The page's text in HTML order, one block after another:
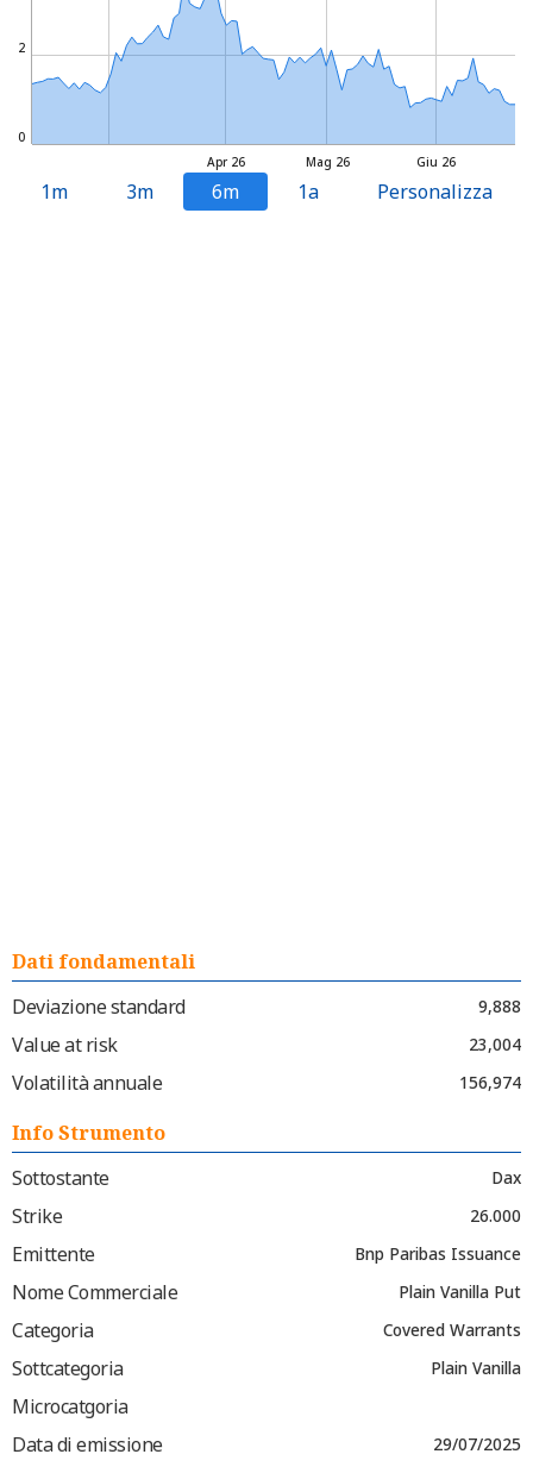
Mag 26
Apr 26 Giu 26
0
2
1m 3m 6m 1a Personalizza
Dati fondamentali
Deviazione standard
9,888
Value at risk 23,004
Volatilità annuale 156,974
Info Strumento
Sottostante
Dax
Strike 26.000
Emittente Bnp Paribas Issuance
Nome Commerciale Plain Vanilla Put
Categoria Covered Warrants
Sottcategoria Plain Vanilla
Microcatgoria
Data di emissione
29/07/2025